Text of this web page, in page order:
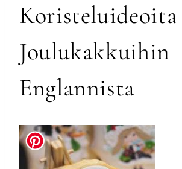
Koristeluideoita
Joulukakkuihin
Englannista